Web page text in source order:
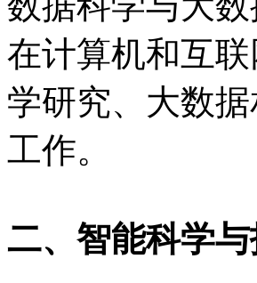
在计算机和互
学研究、大数
工作。
二、智能科学